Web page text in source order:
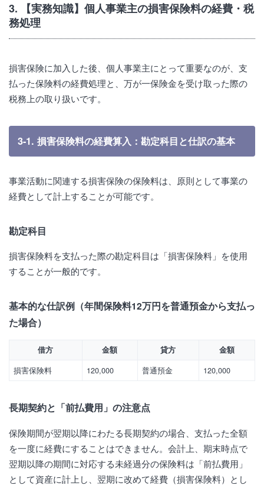
3. 【実務知識】個人事業主の損害保険料の経費・税
務処理
損害保険に加入した後、個人事業主にとって重要なのが、支
払った保険料の経費処理と、万が一保険金を受け取った際の
税務上の取り扱いです。
3-1. 損害保険料の経費算入：勘定科目と仕訳の基本
事業活動に関連する損害保険の保険料は、原則として事業の
経費として計上することが可能です。
勘定科目
損害保険料を支払った際の勘定科目は「損害保険料」を使用
することが一般的です。
基本的な仕訳例（年間保険料12万円を普通預金から支払っ
た場合）
借方 金額 貸方 金額
損害保険料 120,000 普通預金 120,000
長期契約と「前払費用」の注意点
保険期間が翌期以降にわたる長期契約の場合、支払った全額
を一度に経費にすることはできません。会計上、期末時点で
翌期以降の期間に対応する未経過分の保険料は「前払費用」
として資産に計上し、翌期に改めて経費（損害保険料）とし